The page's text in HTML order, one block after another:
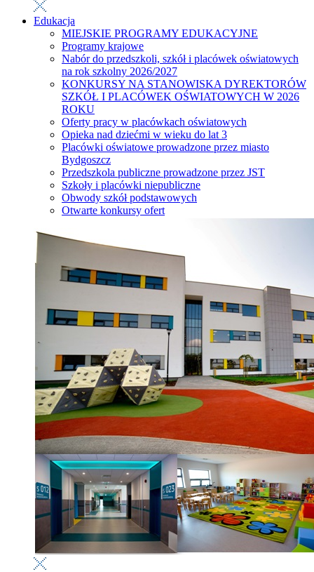
Edukacja
MIEJSKIE PROGRAMY EDUKACYJNE
Programy krajowe
Nabór do przedszkoli, szkół i placówek oświatowych
na rok szkolny 2026/2027
KONKURSY NA STANOWISKA DYREKTORÓW
SZKÓŁ I PLACÓWEK OŚWIATOWYCH W 2026
ROKU
Oferty pracy w placówkach oświatowych
Opieka nad dziećmi w wieku do lat 3
Placówki oświatowe prowadzone przez miasto
Bydgoszcz
Przedszkola publiczne prowadzone przez JST
Szkoły i placówki niepubliczne
Obwody szkół podstawowych
Otwarte konkursy ofert